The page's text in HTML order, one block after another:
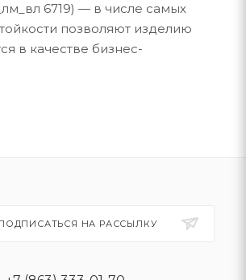
6719) — в числе самых
позволяют изделию
в качестве бизнес-
НА РАССЫЛКУ